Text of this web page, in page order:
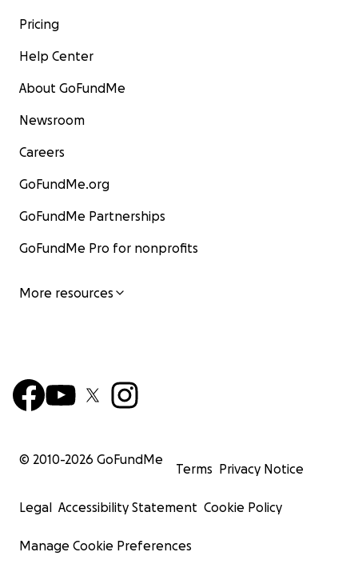
Pricing
Help Center
About GoFundMe
Newsroom
Careers
GoFundMe.org
GoFundMe Partnerships
GoFundMe Pro for nonprofits
More resources
© 2010-2026 GoFundMe
Terms Privacy Notice
Legal Accessibility Statement Cookie Policy
Manage Cookie Preferences